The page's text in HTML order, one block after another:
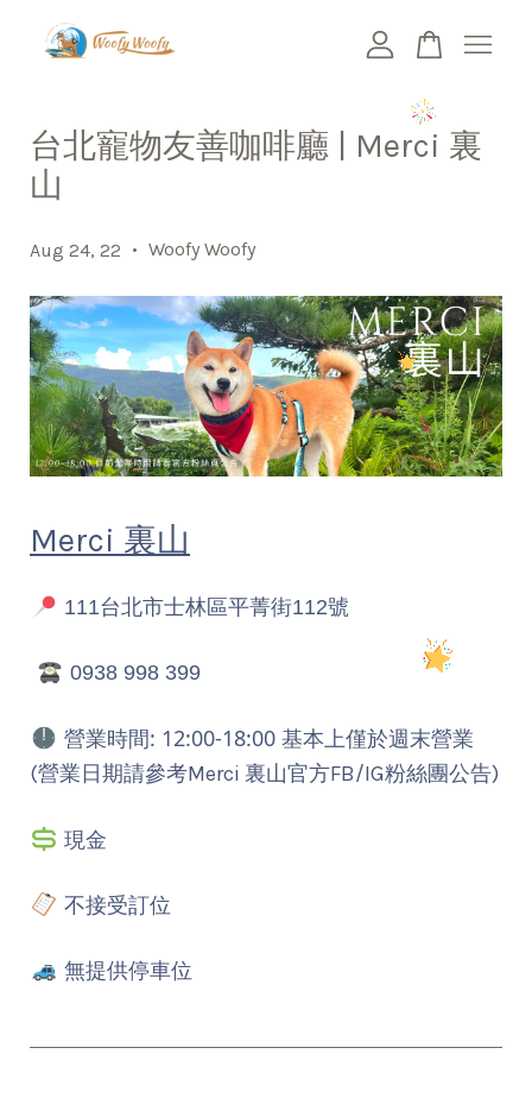
台北寵物友善咖啡廳 | Merci 裏
山
Aug 24, 22 • Woofy Woofy
Merci 裏山
111台北市士林區平菁街112號
0938 998 399
營業時間: 12:00-18:00 基本上僅於週末營業
(營業日期請參考Merci 裏山官方FB/IG粉絲團公告)
現金
不接受訂位
無提供停車位